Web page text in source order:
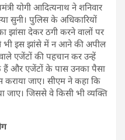
योगी आदित्यनाथ ने शनिवार
सुनी। पुलिस के अधिकारियों
झांसा देकर ठगी करने वालों पर
से भी इस झांसे में न आने की अपील
एजेंटों की पहचान कर उन्हें
और एजेंटों के पास उनका पैसा
कराया जाए। सीएम ने कहा कि
जिससे वे किसी भी व्यक्ति